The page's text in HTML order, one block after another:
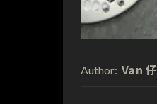
Author: Van 仔